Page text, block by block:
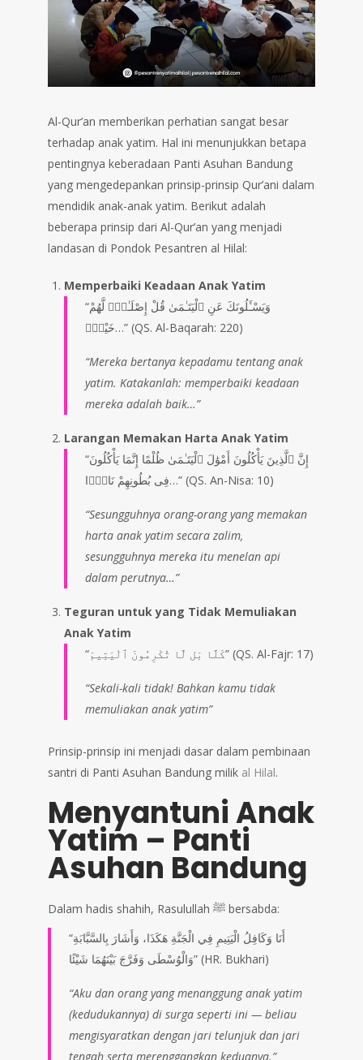
Al-Qur’an memberikan perhatian sangat besar
terhadap anak yatim. Hal ini menunjukkan betapa
pentingnya keberadaan Panti Asuhan Bandung
yang mengedepankan prinsip-prinsip Qur’ani dalam
mendidik anak-anak yatim. Berikut adalah
beberapa prinsip dari Al-Qur’an yang menjadi
landasan di Pondok Pesantren al Hilal:
Memperbaiki Keadaan Anak Yatim
“وَيَسْـَٔلُونَكَ عَنِ ٱلْيَتَـٰمَىٰ قُلْ إِصْلَـٰحٌۭ لَّهُمْ
خَيْرٌۭ…” (QS. Al-Baqarah: 220)
“Mereka bertanya kepadamu tentang anak
yatim. Katakanlah: memperbaiki keadaan
mereka adalah baik…”
Larangan Memakan Harta Anak Yatim
“إِنَّ ٱلَّذِينَ يَأْكُلُونَ أَمْوَٰلَ ٱلْيَتَـٰمَىٰ ظُلْمًا إِنَّمَا يَأْكُلُونَ
فِى بُطُونِهِمْ نَارًۭا…” (QS. An-Nisa: 10)
“Sesungguhnya orang-orang yang memakan
harta anak yatim secara zalim,
sesungguhnya mereka itu menelan api
dalam perutnya…”
Teguran untuk yang Tidak Memuliakan
Anak Yatim
“كَلَّا بَل لَّا تُكْرِمُونَ ٱلْيَتِيمَ” (QS. Al-Fajr: 17)
“Sekali-kali tidak! Bahkan kamu tidak
memuliakan anak yatim”
Prinsip-prinsip ini menjadi dasar dalam pembinaan
santri di Panti Asuhan Bandung milik al Hilal.
Menyantuni Anak
Yatim – Panti
Asuhan Bandung
Dalam hadis shahih, Rasulullah ﷺ bersabda:
“أَنَا وَكَافِلُ الْيَتِيمِ فِي الْجَنَّةِ هَكَذَا، وَأَشَارَ بِالسَّبَّابَةِ
وَالْوُسْطَى وَفَرَّجَ بَيْنَهُمَا شَيْئًا” (HR. Bukhari)
“Aku dan orang yang menanggung anak yatim
(kedudukannya) di surga seperti ini — beliau
mengisyaratkan dengan jari telunjuk dan jari
tengah serta merenggangkan keduanya.”